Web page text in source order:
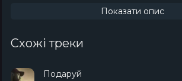
Показати опис
Схожі треки
Подаруй